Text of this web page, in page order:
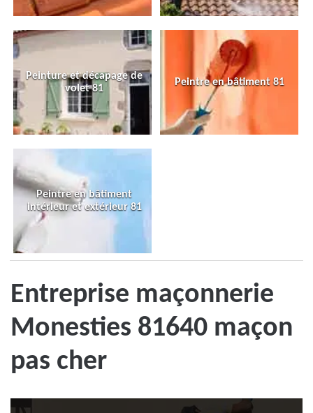
Peinture et décapage de
volet 81
Peintre en bâtiment 81
Peintre en bâtiment
intérieur et extérieur 81
Entreprise maçonnerie
Monesties 81640 maçon
pas cher